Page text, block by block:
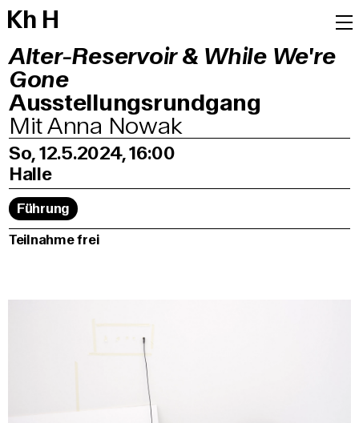
Kh H
Alter-Reservoir & While We're
Gone
Ausstellungsrundgang
Mit Anna Nowak
So, 12.5.2024, 16:00
Halle
Führung
Teilnahme frei